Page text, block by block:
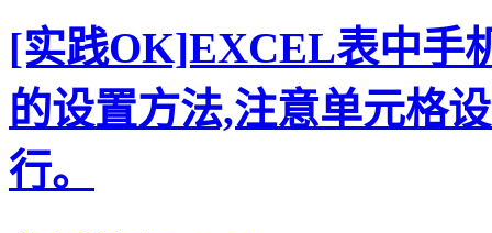
[实践OK]EXCEL表中手
的设置方法,注意单元格
行。